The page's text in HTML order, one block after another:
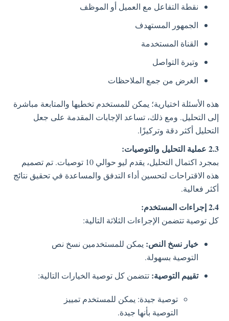
نقطة التفاعل مع العميل أو الموظف
الجمهور المستهدف
القناة المستخدمة
وتيرة التواصل
الغرض من جمع الملاحظات
هذه الأسئلة اختيارية؛ يمكن للمستخدم تخطيها والمتابعة مباشرة
إلى التحليل. ومع ذلك، تساعد الإجابات المقدمة على جعل
التحليل أكثر دقة وتركيزًا.
2.3 عملية التحليل والتوصيات:
بمجرد اكتمال التحليل، يقدم ليو حوالي 10 توصيات. تم تصميم
هذه الاقتراحات لتحسين أداء التدفق والمساعدة في تحقيق نتائج
أكثر فعالية.
2.4 إجراءات المستخدم:
كل توصية تتضمن الإجراءات الثلاثة التالية:
خيار نسخ النص: يمكن للمستخدمين نسخ نص
التوصية بسهولة.
تقييم التوصية: تتضمن كل توصية الخيارات التالية:
توصية جيدة: يمكن للمستخدم تمييز
التوصية بأنها جيدة.